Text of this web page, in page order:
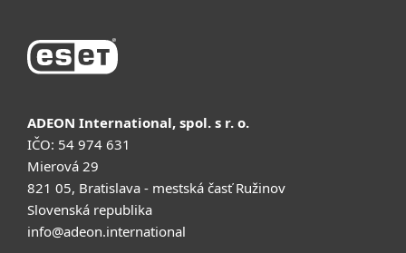
ADEON International, spol. s r. o.
IČO: 54 974 631
Mierová 29
821 05, Bratislava - mestská časť Ružinov
Slovenská republika
info@adeon.international